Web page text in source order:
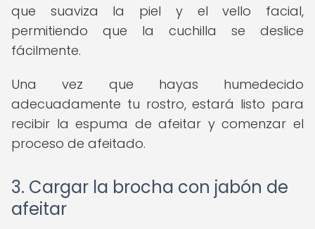
que suaviza la piel y el vello facial,
permitiendo que la cuchilla se deslice
fácilmente.
Una vez que hayas humedecido
adecuadamente tu rostro, estará listo para
recibir la espuma de afeitar y comenzar el
proceso de afeitado.
3. Cargar la brocha con jabón de
afeitar